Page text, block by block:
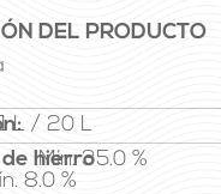
DEL PRODUCTO
1 L / 20 L
hierro
Mín. 35.0 %
8.0 %